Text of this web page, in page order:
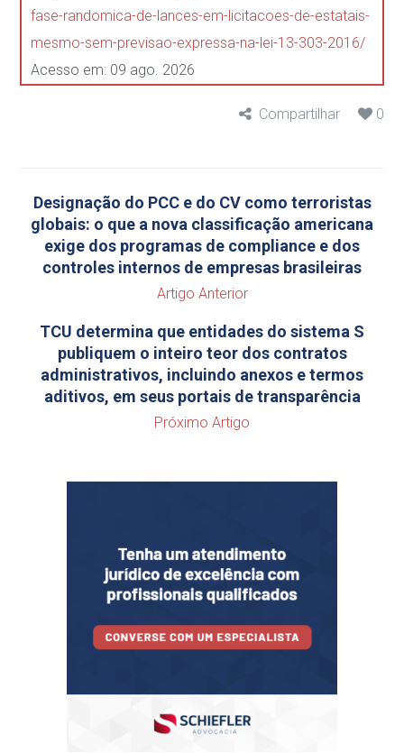
fase-randomica-de-lances-em-licitacoes-de-estatais-
mesmo-sem-previsao-expressa-na-lei-13-303-2016/
Acesso em: 09 ago. 2026
Compartilhar 0
Designação do PCC e do CV como terroristas
globais: o que a nova classificação americana
exige dos programas de compliance e dos
controles internos de empresas brasileiras
Artigo Anterior
TCU determina que entidades do sistema S
publiquem o inteiro teor dos contratos
administrativos, incluindo anexos e termos
aditivos, em seus portais de transparência
Próximo Artigo